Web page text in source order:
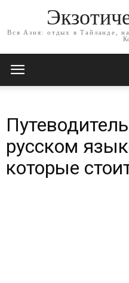
Вся Азия: отдых в Тайланде,
русском
которые